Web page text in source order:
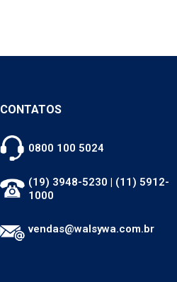
CONTATOS
0800 100 5024
(19) 3948-5230 | (11) 5912-
1000
vendas@walsywa.com.br